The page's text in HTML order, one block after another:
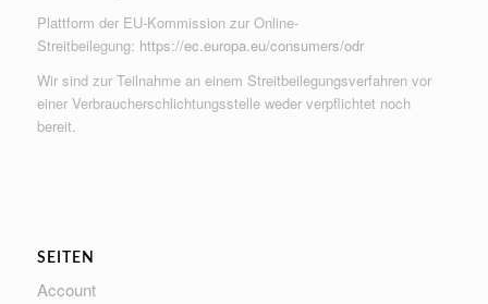
Plattform der EU-Kommission zur Online-
Streitbeilegung: https://ec.europa.eu/consumers/odr
Wir sind zur Teilnahme an einem Streitbeilegungsverfahren vor
einer Verbraucherschlichtungsstelle weder verpflichtet noch
bereit.
SEITEN
Account